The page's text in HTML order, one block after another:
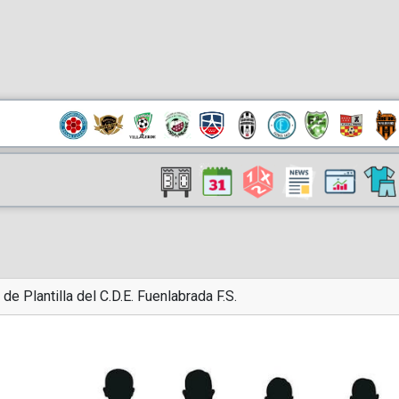
Plantilla del C.D.E. Fuenlabrada F.S.